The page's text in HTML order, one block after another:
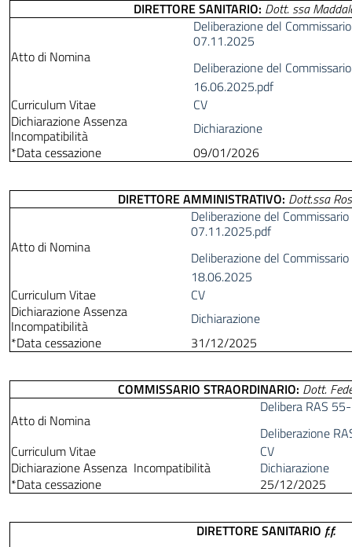
DIRETTORE SANITARIO: Dott. ssa
Atto di Nomina
Deliberazione del
07.11.2025
Deliberazione del
16.06.2025.pdf
Curriculum Vitae
CV
Dichiarazione Assenza
Incompatibilità
Dichiarazione
*Data cessazione
09/01/2026
DIRETTORE AMMINISTRATIVO: Dott.ssa
Atto di Nomina
Deliberazione del
07.11.2025.pdf
Deliberazione del
18.06.2025
Curriculum Vitae
CV
Dichiarazione Assenza
Incompatibilità
Dichiarazione
*Data cessazione
31/12/2025
COMMISSARIO STRAORDINARIO: Dott.
Atto di Nomina
Delibera RAS
Deliberazione
Curriculum Vitae
CV
Dichiarazione Assenza Incompatibilità
Dichiarazione
*Data cessazione
25/12/2025
DIRETTORE SANITARIO f.f.